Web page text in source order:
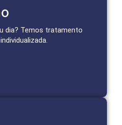
dia? Temos tratamento
para o Joelho
e técnicas avançadas
Consulta